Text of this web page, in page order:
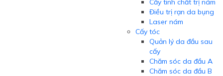
Cấy tinh chất trị nám
Điều trị rạn da bụng
Laser nám
Cấy tóc
Quản lý da đầu sau
cấy
Chăm sóc da đầu A
Chăm sóc da đầu B